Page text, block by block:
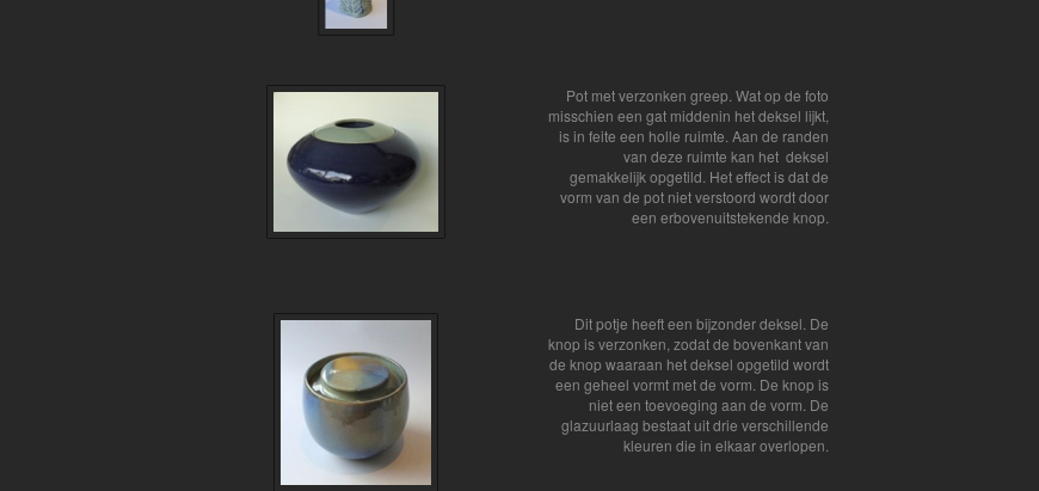
Pot met verzonken greep. Wat op de foto
misschien een gat middenin het deksel lijkt,
is in feite een holle ruimte. Aan de randen
van deze ruimte kan het deksel
gemakkelijk opgetild. Het effect is dat de
vorm van de pot niet verstoord wordt door
een erbovenuitstekende knop.
Dit potje heeft een bijzonder deksel. De
knop is verzonken, zodat de bovenkant van
de knop waaraan het deksel opgetild wordt
een geheel vormt met de vorm. De knop is
niet een toevoeging aan de vorm. De
glazuurlaag bestaat uit drie verschillende
kleuren die in elkaar overlopen.